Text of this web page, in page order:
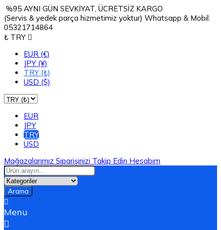
%95 AYNI GÜN SEVKİYAT, ÜCRETSİZ KARGO
(Servis & yedek parça hizmetimiz yoktur) Whatsapp & Mobil:
05321714864
₺ TRY 
EUR (€)
JPY (¥)
TRY (₺)
USD ($)
EUR
JPY
TRY
USD
Mağazalarımız Siparişinizi Takip Edin Hesabım
Arama

Menu
